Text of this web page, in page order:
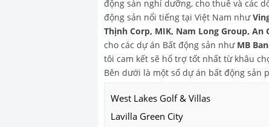
động sản nghỉ dưỡng, cho thuê và các
động sản nổi tiếng tại Việt Nam như
Thịnh Corp, MIK, Nam Long Group,
cho các dự án Bất động sản như MB
tôi cam kết sẽ hổ trợ tốt nhất từ khâu
Bên dưới là một số dự án bất động sản
West Lakes Golf & Villas
Lavilla Green City